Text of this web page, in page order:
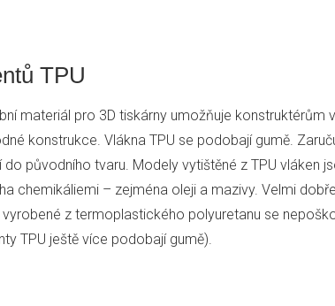
TPU
materiál pro 3D tiskárny umožňuje konstruktérům
konstrukce. Vlákna TPU se podobají gumě.
původního tvaru. Modely vytištěné z TPU vláken
chemikáliemi – zejména oleji a mazivy. Velmi
z termoplastického polyuretanu se
TPU ještě více podobají gumě).